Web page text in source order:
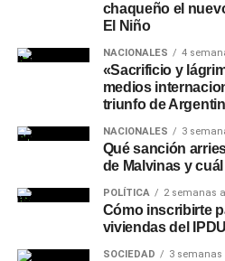
chaqueño el
El Niño
NACIONALES 4
«Sacrificio y
medios
triunfo de
NACIONALES 3
Qué sanción
de Malvinas y
POLÍTICA 2 semanas
Cómo inscribirte
viviendas del
SOCIEDAD 3 semanas